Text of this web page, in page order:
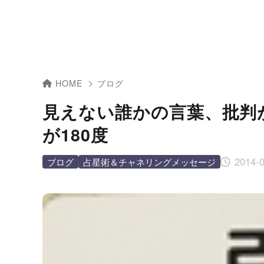
HOME ブログ
見えない誰かの言葉、批
が180度
2014-
ブログ 占星術＆チャネリングメッセージ